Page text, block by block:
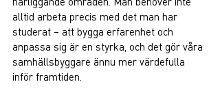
alltid arbeta precis med det man har
studerat – att bygga erfarenhet och
anpassa sig är en styrka, och det gör våra
samhällsbyggare ännu mer värdefulla
inför framtiden.